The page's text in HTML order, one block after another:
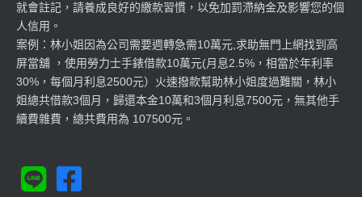
就會註記，請養成良好的繳款習慣，以免加罰滯納金及影響您的個
人信用。
案例：林小姐因為公司需要週轉急需10萬元,求助無門上網找到高
屏當舖 ，使用勞力士手錶借款10萬元(月息2.5%，相當於年利率
30%，每個月利息2500元）火速撥款幫助林小姐度過難關，林小
姐總共借款3個月，歸還本金10萬和3個月利息7500元，無其他手
續費雜費，總共費用為 107500元。